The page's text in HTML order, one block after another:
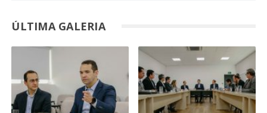
ÚLTIMA GALERIA